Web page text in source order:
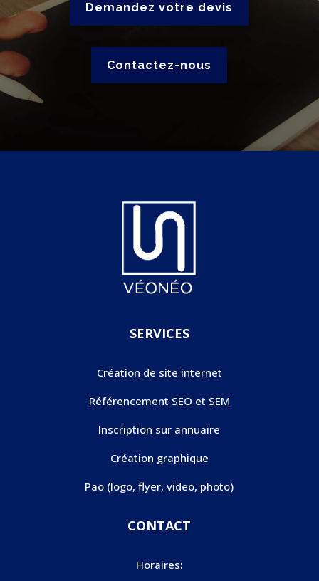
Demandez votre devis
Contactez-nous
SERVICES
Création de site internet
Référencement SEO et SEM
Inscription sur annuaire
Création graphique
Pao (logo, flyer, video, photo)
CONTACT
Horaires: